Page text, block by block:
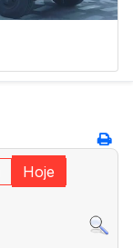
Hoje